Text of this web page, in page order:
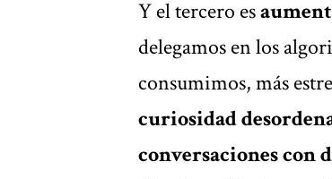
Y el tercero es
delegamos en los
consumimos, más
curiosidad
conversaciones con